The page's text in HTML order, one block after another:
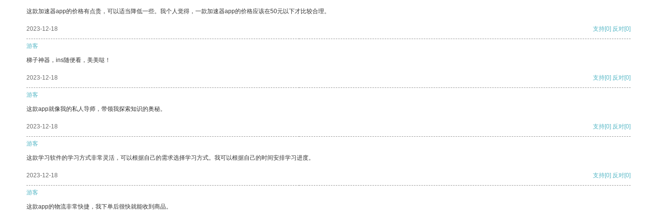
这款加速器app的价格有点贵，可以适当降低一些。我个人觉得，一款加速器app的价格应该在50元以下才比较合理。
2023-12-18 支持[0] 反对[0]
游客
梯子神器，ins随便看，美美哒！
2023-12-18 支持[0] 反对[0]
游客
这款app就像我的私人导师，带领我探索知识的奥秘。
2023-12-18 支持[0] 反对[0]
游客
这款学习软件的学习方式非常灵活，可以根据自己的需求选择学习方式。我可以根据自己的时间安排学习进度。
2023-12-18 支持[0] 反对[0]
游客
这款app的物流非常快捷，我下单后很快就能收到商品。